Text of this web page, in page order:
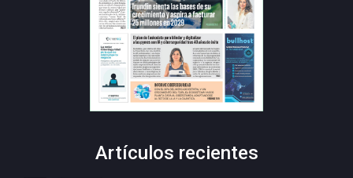
Artículos recientes